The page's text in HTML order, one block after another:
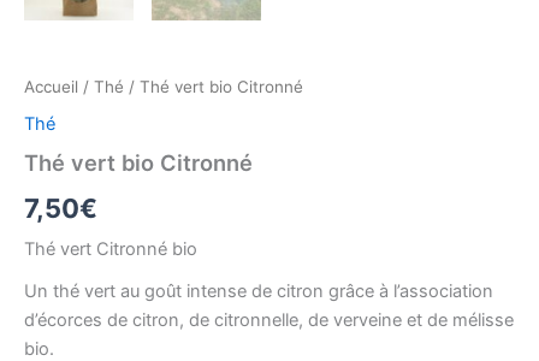
Accueil / Thé / Thé vert bio Citronné
Thé
Thé vert bio Citronné
7,50€
Thé vert Citronné bio
Un thé vert au goût intense de citron grâce à l’association
d’écorces de citron, de citronnelle, de verveine et de mélisse
bio.